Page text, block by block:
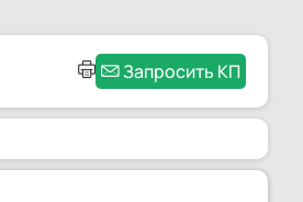
Запросить КП